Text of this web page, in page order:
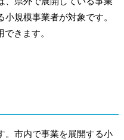
規模事業者が対象です。
きます。
。市内で事業を展開する小